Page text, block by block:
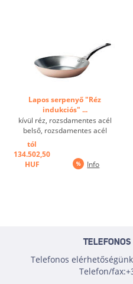
Lapos serpenyő "Réz
indukciós" ...
kívül réz, rozsdamentes acél
belső, rozsdamentes acél
fogantyú, indukciós főzőlaphoz
tól
134.502,50
HUF
Info
Telefonos
Telefon/